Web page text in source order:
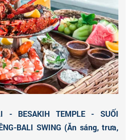
Kuta tập trung nhiều quán bar,
kém các thành phố lớn.Tự
đêm tại khách sạn tiêu chuẩn
- BESAKIH TEMPLE - SUỐI
BALI SWING (Ăn sáng, trưa,